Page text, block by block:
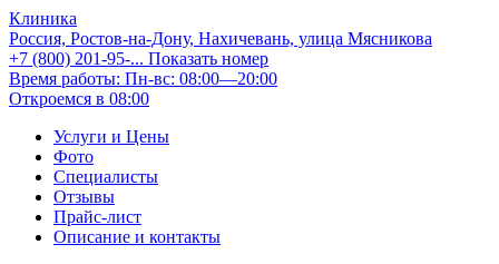
Клиника
Россия, Ростов-на-Дону, Нахичевань, улица Мясникова
+7 (800) 201-95-... Показать номер
Время работы: Пн-вс: 08:00—20:00
Откроемся в 08:00
Услуги и Цены
Фото
Специалисты
Отзывы
Прайс-лист
Описание и контакты